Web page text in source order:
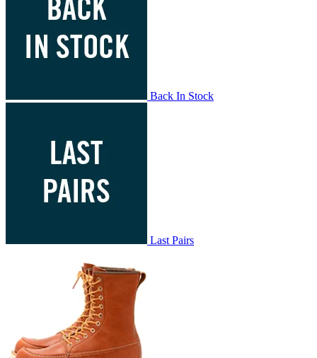
Back In Stock
Last Pairs